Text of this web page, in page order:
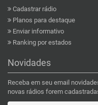
Cadastrar rádio
Planos para destaque
Enviar informativo
Ranking por estados
Novidades
Receba em seu email
novas rádios forem